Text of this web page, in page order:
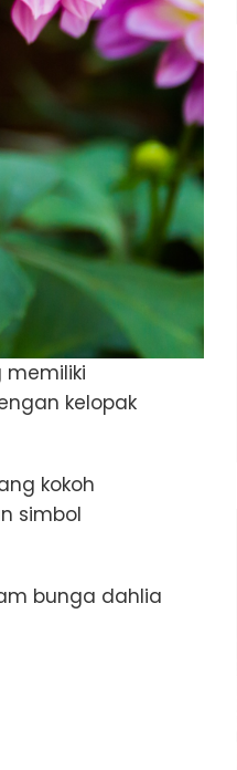
kelopak
kokoh
simbol
bunga dahlia